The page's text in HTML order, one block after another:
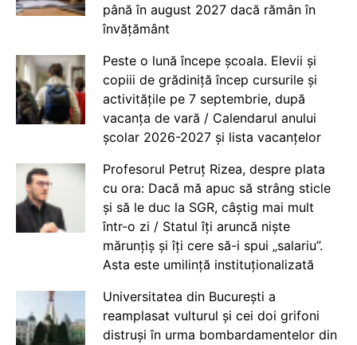
până în august 2027 dacă rămân în
învățământ
Peste o lună începe școala. Elevii și
copiii de grădiniță încep cursurile și
activitățile pe 7 septembrie, după
vacanța de vară / Calendarul anului
școlar 2026-2027 și lista vacanțelor
Profesorul Petruț Rizea, despre plata
cu ora: Dacă mă apuc să strâng sticle
și să le duc la SGR, câștig mai mult
într-o zi / Statul îți aruncă niște
mărunțiș și îți cere să-i spui „salariu”.
Asta este umilință instituționalizată
Universitatea din București a
reamplasat vulturul și cei doi grifoni
distruși în urma bombardamentelor din